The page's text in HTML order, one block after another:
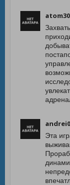
andrei0
Эта